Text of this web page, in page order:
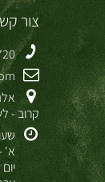
צור
קרוב -
א' - ה':
יום שישי